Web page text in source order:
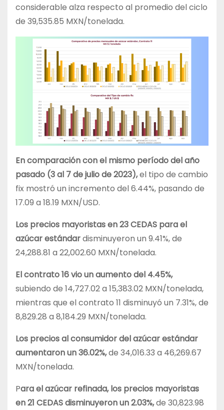
considerable alza respecto al promedio del ciclo
de 39,535.85 MXN/tonelada.
En comparación con el mismo período del año
pasado (3 al 7 de julio de 2023),el tipo de cambio
fix mostró un incremento del 6.44%, pasando de
17.09 a 18.19 MXN/USD.
Los precios mayoristas en 23 CEDAS para el
azúcar estándardisminuyeron un 9.41%, de
24,288.81 a 22,002.60 MXN/tonelada.
El contrato 16 vio un aumento del 4.45%,
subiendo de 14,727.02 a 15,383.02 MXN/tonelada,
mientras que el contrato 11 disminuyó un 7.31%, de
8,829.28 a 8,184.29 MXN/tonelada.
Los precios al consumidor del azúcar estándar
aumentaron un 36.02%,de 34,016.33 a 46,269.67
MXN/tonelada.
Para el azúcar refinada, los precios mayoristas
en 21 CEDAS disminuyeron un 2.03%,de 30,823.98